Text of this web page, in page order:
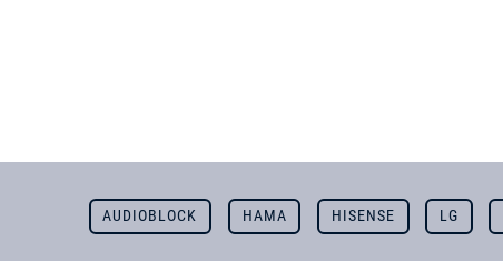
AUDIOBLOCK HAMA HISENSE LG